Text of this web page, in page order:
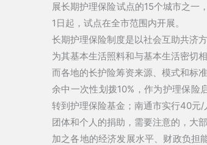
展长期护理保险试点的15个城市之一
1日起，试点在全市范围内开展。
长期护理保险制度是以社会互助共济
为其基本生活照料和与基本生活密切
而各地的长护险筹资来源、模式和标
余中一次性划拨10%，作为护理保险
转到护理保险基金；南通市实行40元
团体和个人的捐助，需要注意的，大
加之各地的经济发展水平、财政负担